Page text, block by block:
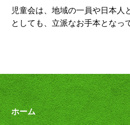
児童会は、地域の一員や日本人
としても、立派なお手本となっ
ホーム